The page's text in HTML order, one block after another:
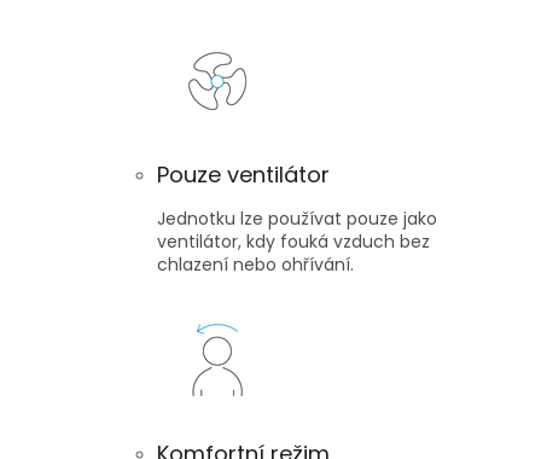
Pouze ventilátor
Jednotku lze používat pouze jako
ventilátor, kdy fouká vzduch bez
chlazení nebo ohřívání.